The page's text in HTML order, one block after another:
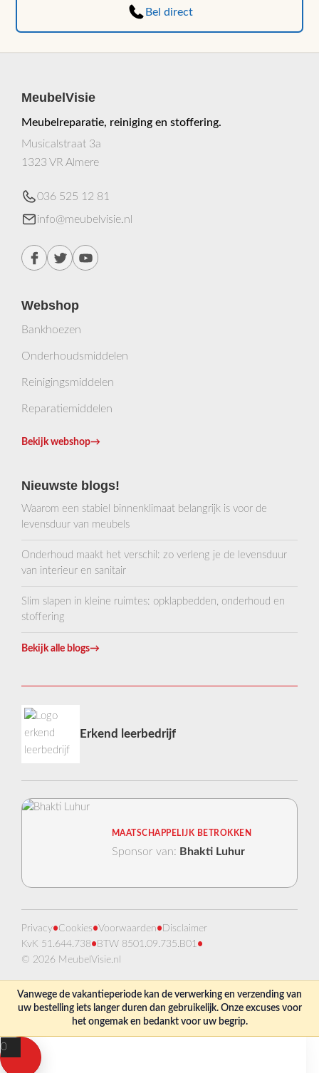
Bel direct
MeubelVisie
Meubelreparatie, reiniging en stoffering.
Musicalstraat 3a
1323 VR Almere
036 525 12 81
info@meubelvisie.nl
Webshop
Bankhoezen
Onderhoudsmiddelen
Reinigingsmiddelen
Reparatiemiddelen
Bekijk webshop→
Nieuwste blogs!
Waarom een stabiel binnenklimaat belangrijk is voor de
levensduur van meubels
Onderhoud maakt het verschil: zo verleng je de levensduur
van interieur en sanitair
Slim slapen in kleine ruimtes: opklapbedden, onderhoud en
stoffering
Bekijk alle blogs→
Erkend leerbedrijf
MAATSCHAPPELIJK BETROKKEN
Sponsor van: Bhakti Luhur
Privacy•Cookies•Voorwaarden• Disclaimer
KvK 51.644.738• BTW 8501.09.735.B01•
© 2026 MeubelVisie.nl
Vanwege de vakantieperiode kan de verwerking en verzending van
uw bestelling iets langer duren dan gebruikelijk. Onze excuses voor
het ongemak en bedankt voor uw begrip.
0